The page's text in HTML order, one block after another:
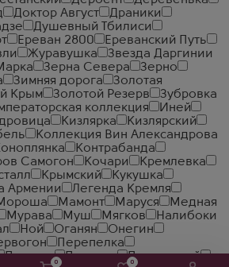
0 0
Доктор Август
Драники
Душевный Тбилиси
Ереван 2800
Ереванский Путь
Журавушка
Звезда Даргинии
Зерна Севера
Зерно
Зимняя дорога
Золотая
Крым Золотой Резерв
Зубровка
коллекция
Иней
Кизлярка
Кизлярский
Коллекция Вин Александрова
Контрабанда
Самогон Кочари
Кремлевка
Крымский
Кукушка
Армении
Легенда Кремля
Мамонт Маруся
Медная
Мурава Муш Мягков
Налибоки
Ной Оганян
Онегин
Перепелка
Полугар Престиж
Прикамский